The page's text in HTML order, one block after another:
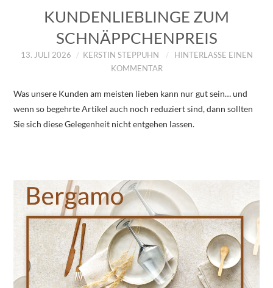
KUNDENLIEBLINGE ZUM
SCHNÄPPCHENPREIS
13. JULI 2026 KERSTIN STEPPUHN
HINTERLASSE EINEN
KOMMENTAR
Was unsere Kunden am meisten lieben kann nur gut sein… und
wenn so begehrte Artikel auch noch reduziert sind, dann sollten
Sie sich diese Gelegenheit nicht entgehen lassen.